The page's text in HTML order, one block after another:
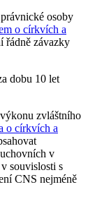
osoby
o církvích a
řádně závazky
dobu 10 let
zvláštního
o církvích a
v
souvislosti s
CNS nejméně